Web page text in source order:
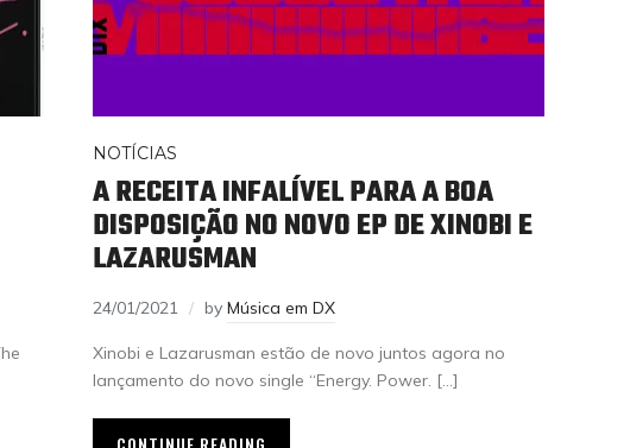
NOTÍCIAS
A RECEITA INFALÍVEL PARA A BOA
DISPOSIÇÃO NO NOVO EP DE XINOBI E
LAZARUSMAN
24/01/2021 by Música em DX
Xinobi e Lazarusman estão de novo juntos agora no
lançamento do novo single “Energy. Power. […]